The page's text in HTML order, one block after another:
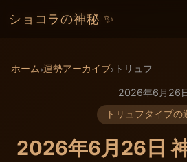
ショコラの神秘 ✨
ホーム›運勢アーカイブ› トリュフ
2026年6月26
トリュフタイプの
2026年6月26日